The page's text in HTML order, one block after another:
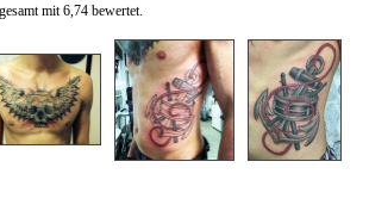
mit 6,74 bewertet.